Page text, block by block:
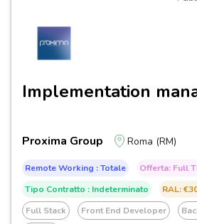
Implementation
Proxima Group Roma (RM)
Remote Working : Totale
Offerta: Full
Tipo Contratto : Indeterminato
RAL:
Full Stack
Front End Developer